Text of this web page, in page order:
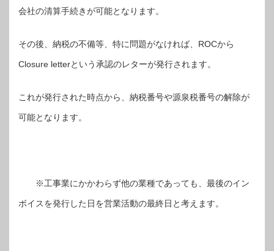
会社の清算手続きが可能となります。
その後、納税の不備等、特に問題がなければ、ROCから
Closure letterという承認のレターが発行されます。
これが発行された時点から、納税番号や源泉税番号の解除が
可能となります。
※工事業にかかわらず他の業種であっても、最後のイン
ボイスを発行した日を営業活動の最終日と考えます。